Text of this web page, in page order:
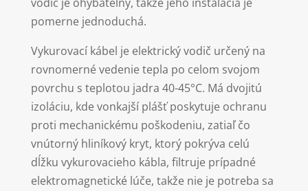
pomerne jednoduchá.
Vykurovací kábel je elektrický vodič určený na
rovnomerné vedenie tepla po celom svojom
povrchu s teplotou jadra 40-45°C. Má dvojitú
izoláciu, kde vonkajší plášť poskytuje ochranu
proti mechanickému poškodeniu, zatiaľ čo
vnútorný hliníkový kryt, ktorý pokrýva celú
dĺžku vykurovacieho kábla, filtruje prípadné
elektromagnetické lúče, takže nie je potreba sa